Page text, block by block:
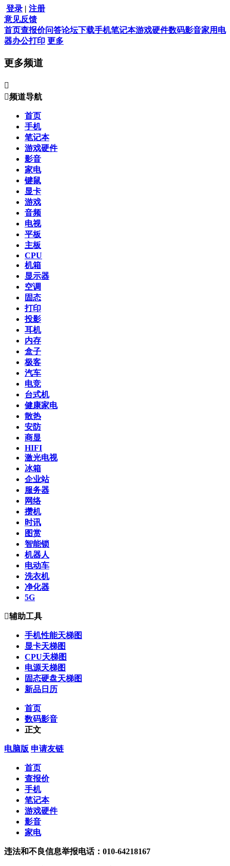
登录 | 注册
意见反馈
首页查报价问答论坛下载手机笔记本游戏硬件数码影音家用电
器办公打印 更多
更多频道

频道导航
首页
手机
笔记本
游戏硬件
影音
家电
键鼠
显卡
游戏
音频
电视
平板
主板
CPU
机箱
显示器
空调
固态
打印
投影
耳机
内存
盒子
极客
汽车
电竞
台式机
健康家电
散热
安防
商显
HIFI
激光电视
冰箱
企业站
服务器
网络
攒机
时讯
图赏
智能锁
机器人
电动车
洗衣机
净化器
5G
辅助工具
手机性能天梯图
显卡天梯图
CPU天梯图
电源天梯图
固态硬盘天梯图
新品日历
首页
数码影音
正文
电脑版 申请友链
首页
查报价
手机
笔记本
游戏硬件
影音
家电
违法和不良信息举报电话：010-64218167